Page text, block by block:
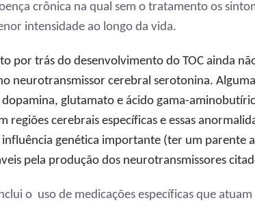
crônica na qual sem o tratamento os
intensidade ao longo da vida.
por trás do desenvolvimento do TOC ainda
neurotransmissor cerebral serotonina.
glutamato e ácido gama-
regiões cerebrais específicas e essas
genética importante (ter um parente
pela produção dos neurotransmissores
o uso de medicações específicas que